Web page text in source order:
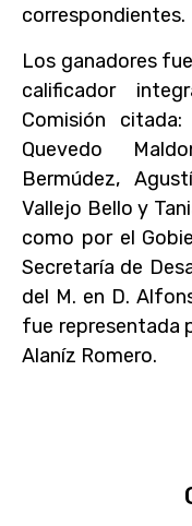
correspondientes.
Los ganadores
calificador
Comisión
Quevedo
Bermúdez,
Vallejo Bello y
como por el
Secretaría de
del M. en D.
fue representada
Alaníz Romero.